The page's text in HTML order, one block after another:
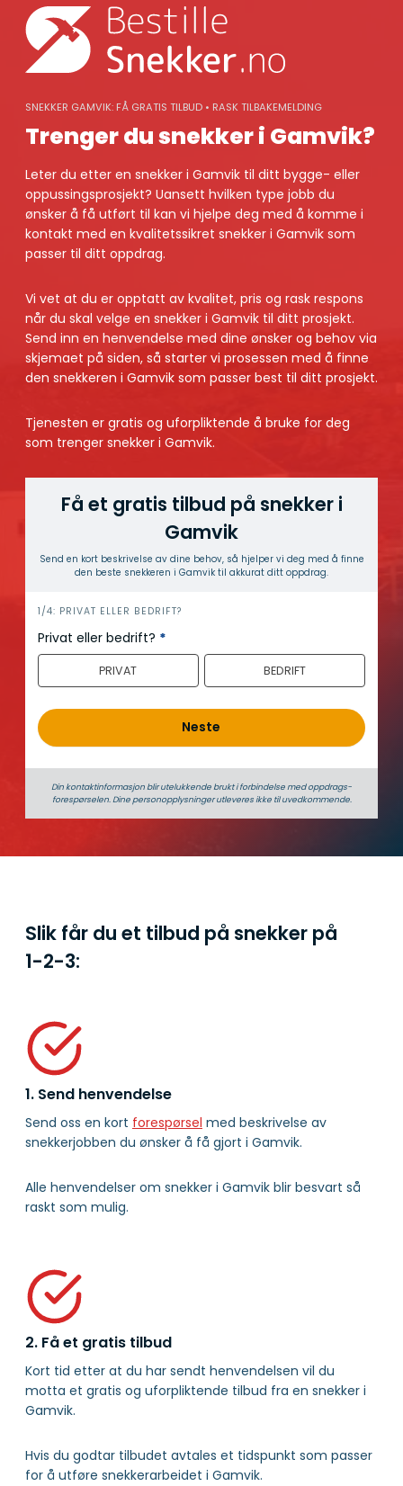
content
SNEKKER GAMVIK: FÅ GRATIS TILBUD • RASK TILBAKEMELDING
Trenger du snekker i Gamvik?
Leter du etter en snekker i Gamvik til ditt bygge- eller
oppussingsprosjekt? Uansett hvilken type jobb du
ønsker å få utført til kan vi hjelpe deg med å komme i
kontakt med en kvalitetssikret snekker i Gamvik som
passer til ditt oppdrag.
Vi vet at du er opptatt av kvalitet, pris og rask respons
når du skal velge en snekker i Gamvik til ditt prosjekt.
Send inn en henvendelse med dine ønsker og behov via
skjemaet på siden, så starter vi prosessen med å finne
den snekkeren i Gamvik som passer best til ditt prosjekt.
Tjenesten er gratis og uforpliktende å bruke for deg
som trenger snekker i Gamvik.
Få et gratis tilbud på snekker i
Gamvik
Send en kort beskrivelse av dine behov, så hjelper vi deg med å finne
den beste snekkeren i Gamvik til akkurat ditt oppdrag.
h
e
r
1/4: PRIVAT ELLER BEDRIFT?
Privat eller bedrift? *
PRIVAT BEDRIFT
Neste
Din kontaktinformasjon blir utelukkende brukt i forbindelse med oppdrags­
forespørselen. Dine person­­opplysninger utleveres ikke til uvedkommende.
Slik får du et tilbud på snekker på
1-2-3:
1. Send henvendelse
Send oss en kort forespørsel med beskrivelse av
snekkerjobben du ønsker å få gjort i Gamvik.
Alle henvendelser om snekker i Gamvik blir besvart så
raskt som mulig.
2. Få et gratis tilbud
Kort tid etter at du har sendt henvendelsen vil du
motta et gratis og uforpliktende tilbud fra en snekker i
Gamvik.
Hvis du godtar tilbudet avtales et tidspunkt som passer
for å utføre snekkerarbeidet i Gamvik.